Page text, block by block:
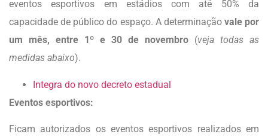
eventos esportivos em estádios com até 50% da
capacidade de público do espaço. A determinação vale por
um mês, entre 1º e 30 de novembro (veja todas as
medidas abaixo).
Integra do novo decreto estadual
Eventos esportivos:
Ficam autorizados os eventos esportivos realizados em